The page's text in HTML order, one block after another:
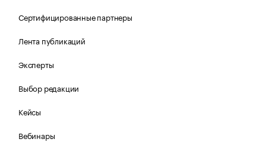
Сертифицированные партнеры
Лента публикаций
Эксперты
Выбор редакции
Кейсы
Вебинары